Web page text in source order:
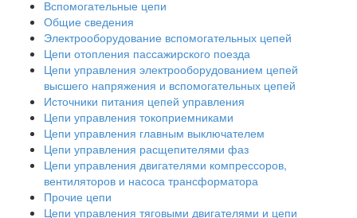
Вспомогательные цепи
Общие сведения
Электрооборудование вспомогательных цепей
Цепи отопления пассажирского поезда
Цепи управления электрооборудованием цепей
высшего напряжения и вспомогательных цепей
Источники питания цепей управления
Цепи управления токоприемниками
Цепи управления главным выключателем
Цепи управления расщепителями фаз
Цепи управления двигателями компрессоров,
вентиляторов и насоса трансформатора
Прочие цепи
Цепи управления тяговыми двигателями и цепи